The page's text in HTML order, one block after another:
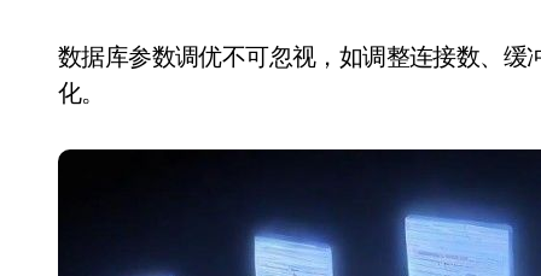
数据库参数调优不可忽视，如调整连接数、
化。